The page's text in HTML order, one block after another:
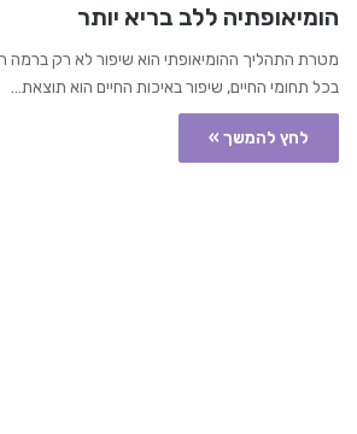
הומיאופתיה ללב בריא יותר
מטרת התהליך ההומיאופתי הוא שיפור לא רק ברמה
בכל תחומי החיים, שיפור באיכות החיים הוא תוצאת…
לחץ להמשך »